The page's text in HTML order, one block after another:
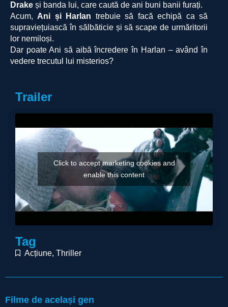
Drake și banda lui, care caută de ani buni banii furați.
Acum, Ani și Harlan trebuie să facă echipă ca să
supraviețuiască în sălbăticie și să scape de urmăritorii
lor nemiloși.
Dar poate Ani să aibă încredere în Harlan – având în
vedere trecutul lui misterios?
Trailer
Click to accept marketing cookies and
enable this content
Tag
Acțiune, Thriller
Filme de același gen